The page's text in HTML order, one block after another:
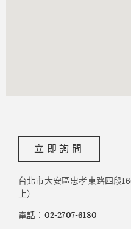
立即詢問
台北市大安區忠孝東路四段
上）
電話：02-2707-6180